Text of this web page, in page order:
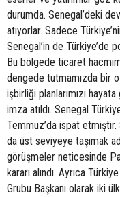
durumda. Senegal’deki
atıyorlar. Sadece
Senegal’in de Türkiye’de
Bu bölgede ticaret
dengede tutmamızda bir
işbirliği planlarımızı
imza atıldı. Senegal
Temmuz’da ispat
da üst seviyeye taşımak
görüşmeler neticesinde
kararı alındı. Ayrıca
Grubu Başkanı olarak iki